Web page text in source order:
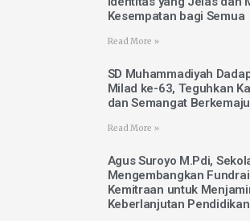
Kesempatan bagi Semua
Read More »
SD Muhammadiyah
Milad ke-63, Teguhkan
dan Semangat
Read More »
Agus Suroyo M.Pdi,
Mengembangkan
Kemitraan untuk
Keberlanjutan Pendidikan